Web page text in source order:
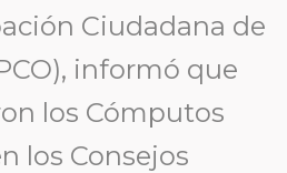
Ciudadana de
informó que
los Cómputos
los Consejos